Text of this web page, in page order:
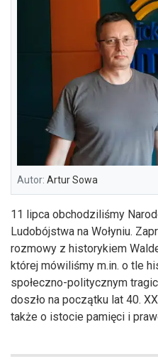
Autor: Artur Sowa
11 lipca obchodziliśmy
Ludobójstwa na Wołyniu.
rozmowy z historykiem
której mówiliśmy m.in. o tle
społeczno-politycznym
doszło na początku lat 40.
także o istocie pamięci i